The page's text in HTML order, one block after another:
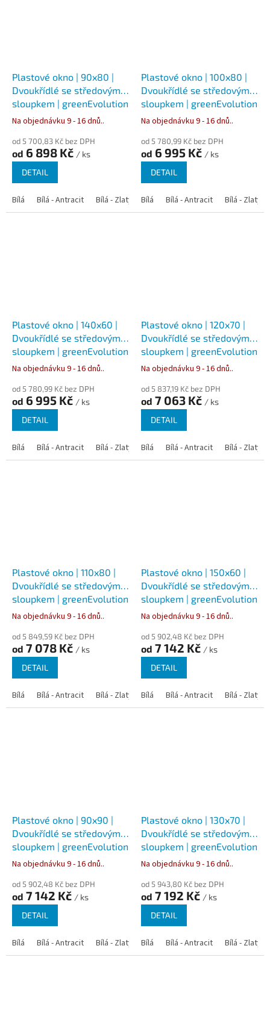
Plastové okno | 90x80 |
Dvoukřídlé se středovým
sloupkem | greenEvolution
76
Na objednávku 9 - 16 dnů..
od 5 700,83 Kč bez DPH
od 6 898 Kč / ks
DETAIL
Bílá Bílá - Antracit Bílá - Zlatý dub Bílá - Tmavý dub Bílá -
Plastové okno | 100x80 |
Dvoukřídlé se středovým
sloupkem | greenEvolution
76
Na objednávku 9 - 16 dnů..
od 5 780,99 Kč bez DPH
od 6 995 Kč / ks
DETAIL
Bílá Bílá - Antracit Bílá - Zlatý
Plastové okno | 140x60 |
Dvoukřídlé se středovým
sloupkem | greenEvolution
76
Na objednávku 9 - 16 dnů..
od 5 780,99 Kč bez DPH
od 6 995 Kč / ks
DETAIL
Bílá Bílá - Antracit Bílá - Zlatý dub Bílá - Tmavý dub Bílá -
Plastové okno | 120x70 |
Dvoukřídlé se středovým
sloupkem | greenEvolution
76
Na objednávku 9 - 16 dnů..
od 5 837,19 Kč bez DPH
od 7 063 Kč / ks
DETAIL
Bílá Bílá - Antracit Bílá - Zlatý
Plastové okno | 110x80 |
Dvoukřídlé se středovým
sloupkem | greenEvolution
76
Na objednávku 9 - 16 dnů..
od 5 849,59 Kč bez DPH
od 7 078 Kč / ks
DETAIL
Bílá Bílá - Antracit Bílá - Zlatý dub Bílá - Tmavý dub Bílá -
Plastové okno | 150x60 |
Dvoukřídlé se středovým
sloupkem | greenEvolution
76
Na objednávku 9 - 16 dnů..
od 5 902,48 Kč bez DPH
od 7 142 Kč / ks
DETAIL
Bílá Bílá - Antracit Bílá - Zlatý
Plastové okno | 90x90 |
Dvoukřídlé se středovým
sloupkem | greenEvolution
76
Na objednávku 9 - 16 dnů..
od 5 902,48 Kč bez DPH
od 7 142 Kč / ks
DETAIL
Bílá Bílá - Antracit Bílá - Zlatý dub Bílá - Tmavý dub Bílá -
Plastové okno | 130x70 |
Dvoukřídlé se středovým
sloupkem | greenEvolution
76
Na objednávku 9 - 16 dnů..
od 5 943,80 Kč bez DPH
od 7 192 Kč / ks
DETAIL
Bílá Bílá - Antracit Bílá - Zlatý